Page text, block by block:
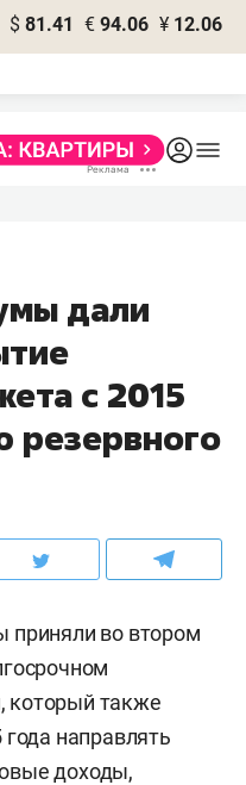
$ 81.41 € 94.06 ¥ 12.06
дали
с 2015
резервного
приняли во втором
который также
направлять
доходы,